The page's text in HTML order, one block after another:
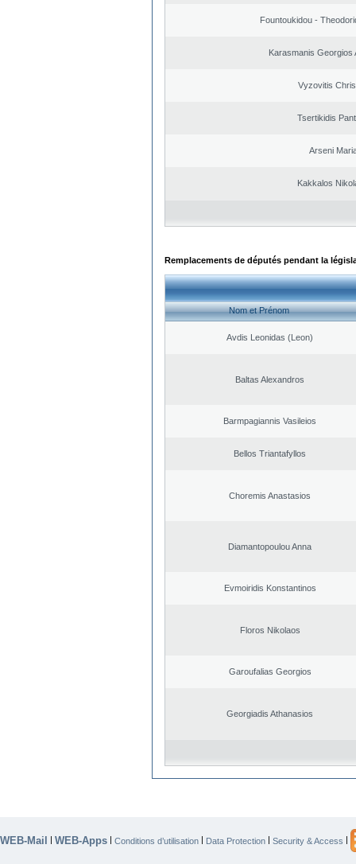
Fountoukidou -
Karasmanis Georgios
Vyzovitis
Tsertikidis
Arseni
Kakkalos
Remplacements de députés pendant la
Nom et Prénom
Avdis Leonidas (Leon)
Baltas Alexandros
Barmpagiannis Vasileios
Bellos Triantafyllos
Choremis Anastasios
Diamantopoulou Anna
Evmoiridis Konstantinos
Floros Nikolaos
Garoufalias Georgios
Georgiadis Athanasios
WEB-Mail | WEB-Apps | Conditions d’utilisation | Data Protection | Security & Access |